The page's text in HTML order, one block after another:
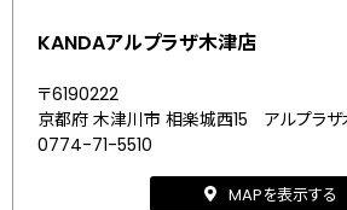
KANDAアルプラザ木津店
〒6190222
京都府 木津川市 相楽城西15 アルプラザ
0774-71-5510
MAPを表示する